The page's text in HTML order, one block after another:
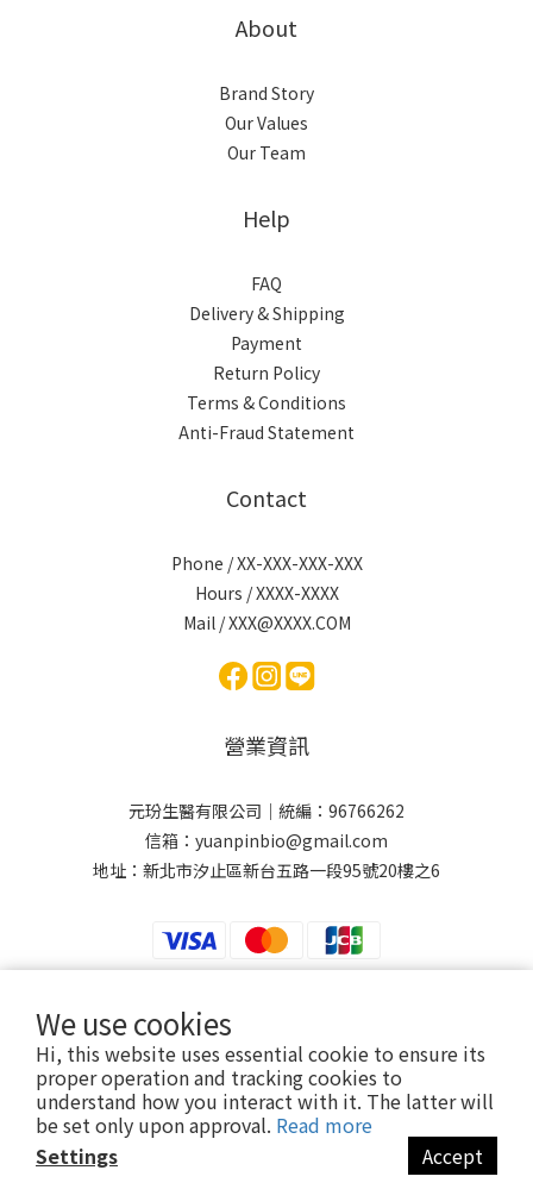
We use cookies
Hi, this website uses essential cookie to ensure its
proper operation and tracking cookies to
understand how you interact with it. The latter will
be set only upon approval. Read more
Settings
Accept
About
Brand Story
Our Values
Our Team
Help
FAQ
Delivery & Shipping
Payment
Return Policy
Terms & Conditions
Anti-Fraud Statement
Contact
Phone / XX-XXX-XXX-XXX
Hours / XXXX-XXXX
Mail / XXX@XXXX.COM
營業資訊
元玢生醫有限公司｜統編：96766262
信箱：yuanpinbio@gmail.com
地址：新北市汐止區新台五路一段95號20樓之6
元玢生醫有限公司
提醒您，我們不會以電話或簡訊方式通知變更付款方式。
Copyright© 2024